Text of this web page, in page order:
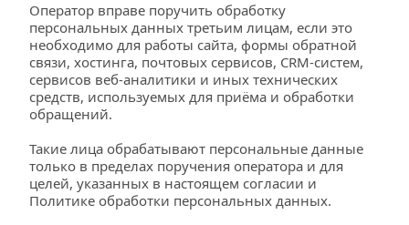
Оператор вправе поручить обработку
персональных данных третьим лицам, если это
необходимо для работы сайта, формы обратной
связи, хостинга, почтовых сервисов, CRM-систем,
сервисов веб-аналитики и иных технических
средств, используемых для приёма и обработки
обращений.
Такие лица обрабатывают персональные данные
только в пределах поручения оператора и для
целей, указанных в настоящем согласии и
Политике обработки персональных данных.